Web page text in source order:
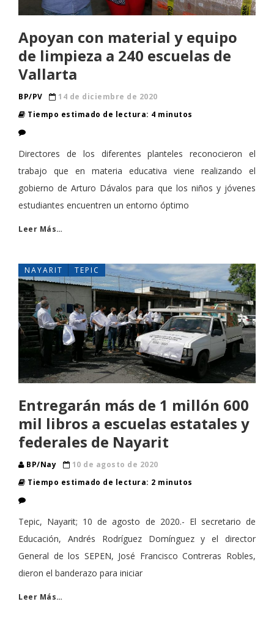
Apoyan con material y equipo
de limpieza a 240 escuelas de
Vallarta
BP/PV
14 de diciembre de 2020
Tiempo estimado de lectura: 4 minutos
Directores de los diferentes planteles reconocieron el
trabajo que en materia educativa viene realizando el
gobierno de Arturo Dávalos para que los niños y jóvenes
estudiantes encuentren un entorno óptimo
Leer Más…
NAYARIT TEPIC
Entregarán más de 1 millón 600
mil libros a escuelas estatales y
federales de Nayarit
BP/Nay
10 de agosto de 2020
Tiempo estimado de lectura: 2 minutos
Tepic, Nayarit; 10 de agosto de 2020.- El secretario de
Educación, Andrés Rodríguez Domínguez y el director
General de los SEPEN, José Francisco Contreras Robles,
dieron el banderazo para iniciar
Leer Más…